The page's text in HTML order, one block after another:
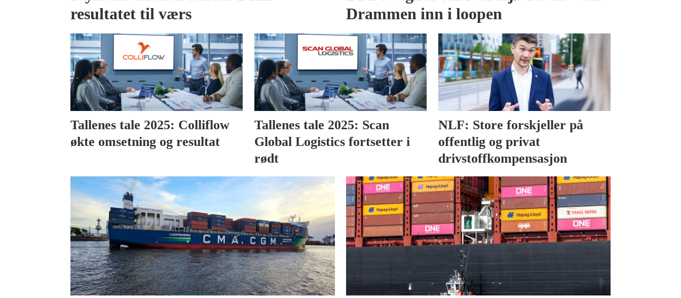
resultatet til værs
Drammen inn i loopen
Tallenes tale 2025: Colliflow
økte omsetning og resultat
Tallenes tale 2025: Scan
Global Logistics fortsetter i
rødt
NLF: Store forskjeller på
offentlig og privat
drivstoffkompensasjon